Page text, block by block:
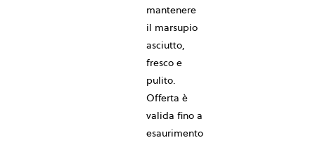
mantenere
il marsupio
asciutto,
fresco e
pulito.
Offerta è
valida fino a
esaurimento